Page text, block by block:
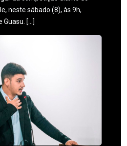
neste sábado (8), às 9h,
Guasu. […]